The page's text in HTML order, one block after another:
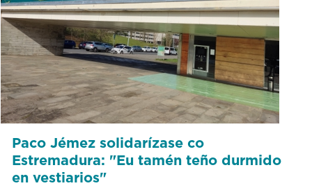
Paco Jémez solidarízase co
Estremadura: "Eu tamén teño durmido
en vestiarios"